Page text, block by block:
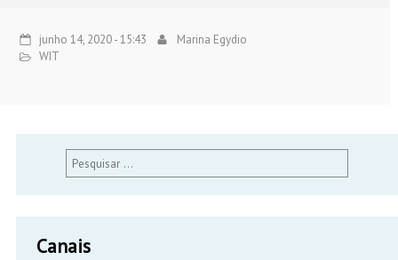
por:
Canais
junho 14, 2020 - 15:43
Marina Egydio
WIT